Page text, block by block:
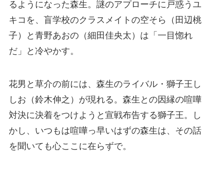
るようになった森生。謎のアプローチに戸惑うユ
キコを、盲学校のクラスメイトの空そら（田辺桃
子）と青野あおの（細田佳央太）は「一目惚れ
だ」と冷やかす。
花男と草介の前には、森生のライバル・獅子王し
しお（鈴木伸之）が現れる。森生との因縁の喧嘩
対決に決着をつけようと宣戦布告する獅子王。し
かし、いつもは喧嘩っ早いはずの森生は、その話
を聞いても心ここに在らずで。